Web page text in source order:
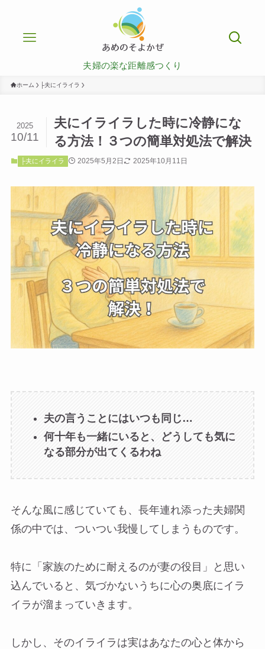
夫婦の楽な距離感つくり
ホーム ├夫にイライラ
夫にイライラした時に冷静にな
る方法！３つの簡単対処法で解決
2025
10/11
├夫にイライラ 2025年5月2日 2025年10月11日
夫の言うことにはいつも同じ…
何十年も一緒にいると、どうしても気に
なる部分が出てくるわね
そんな風に感じていても、長年連れ添った夫婦関
係の中では、ついつい我慢してしまうものです。
特に「家族のために耐えるのが妻の役目」と思い
込んでいると、気づかないうちに心の奥底にイラ
イラが溜まっていきます。
しかし、そのイライラは実はあなたの心と体から